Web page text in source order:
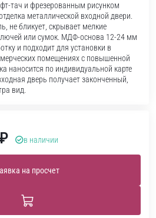
тач и фрезерованным рисунком
металлической входной двери.
не бликует, скрывает мелкие
или сумок. МДФ-основа 12-24 мм
и подходит для установки в
помещениях с повышенной
наносится по индивидуальной карте
дверь получает законченный,
вид.
в наличии
на просчет